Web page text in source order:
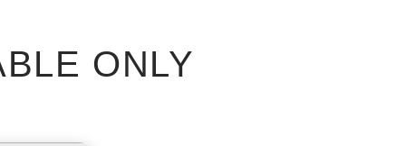
ONLY